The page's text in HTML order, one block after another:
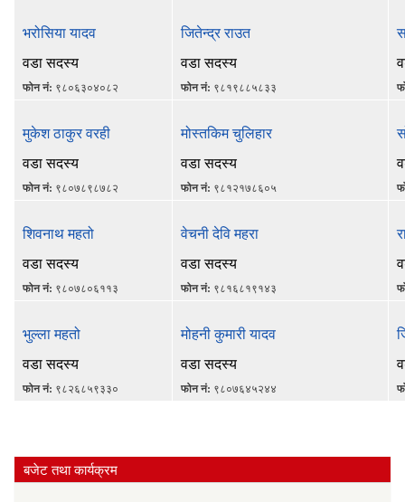
भरोसिया यादव
वडा सदस्य
फोन नं: ९८०६३०४०८२
जितेन्द्र राउत
वडा सदस्य
फोन नं: ९८१९८८५८३३
मुकेश ठाकुर वरही
वडा सदस्य
फोन नं: ९८०७८९८७८२
मोस्तकिम चुलिहार
वडा सदस्य
फोन नं: ९८१२१७८६०५
शिवनाथ महतो
वडा सदस्य
फोन नं: ९८०७८०६११३
वेचनी देवि महरा
वडा सदस्य
फोन नं: ९८१६८१९१४३
भुल्ला महतो
वडा सदस्य
फोन नं: ९८२६८५९३३०
मोहनी कुमारी यादव
वडा सदस्य
फोन नं: ९८०७६४५२४४
बजेट तथा कार्यक्रम